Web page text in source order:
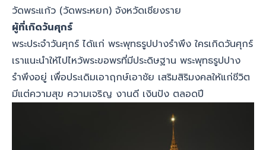
วัดพระแก้ว (วัดพระหยก) จังหวัดเชียงราย
ผู้ที่เกิดวันศุกร์
พระประจำวันศุกร์ ได้แก่ พระพุทธรูปปางรำพึง ใครเกิดวันศุกร์
เราแนะนำให้ไปไหว้พระขอพรที่มีประดิษฐาน พระพุทธรูปปาง
รำพึงอยู่ เพื่อประเดิมเอาฤกษ์เอาชัย เสริมสิริมงคลให้แก่ชีวิต
มีแต่ความสุข ความเจริญ งานดี เงินปัง ตลอดปี